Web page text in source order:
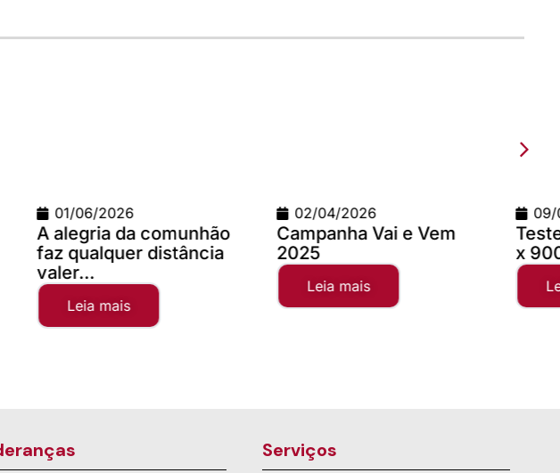
02/04/2026
Campanha Vai e Vem
2025
Leia mais
09/03/2026
Teste com imagem 1200
Leia mais
Serviços